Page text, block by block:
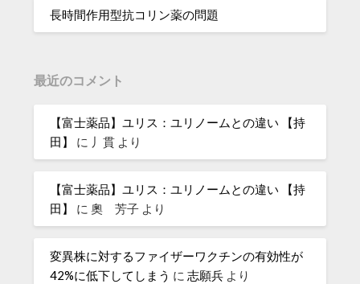
長時間作用型抗コリン薬の問題
最近のコメント
【富士薬品】ユリス：ユリノームとの違い 【持
田】
に 丿貫 より
【富士薬品】ユリス：ユリノームとの違い 【持
田】
に奧 芳子 より
変異株に対するファイザーワクチンの有効性が
42%に低下してしまう に志願兵 より